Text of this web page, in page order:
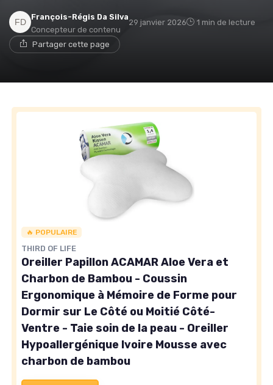
François-Régis Da Silva
Concepteur de contenu
29 janvier 2026 1 min de lecture
Partager cette page
🔥 POPULAIRE
THIRD OF LIFE
Oreiller Papillon ACAMAR Aloe Vera et
Charbon de Bambou - Coussin
Ergonomique à Mémoire de Forme pour
Dormir sur Le Côté ou Moitié Côté-
Ventre - Taie soin de la peau - Oreiller
Hypoallergénique Ivoire Mousse avec
charbon de bambou
→ Je rejoins le club
Non merci, peut-être plus tard